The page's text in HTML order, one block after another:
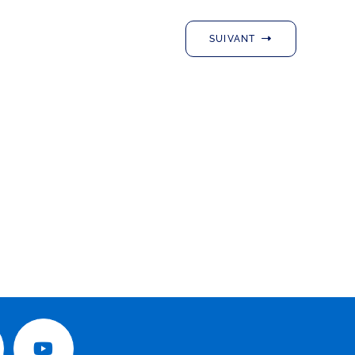
SUIVANT